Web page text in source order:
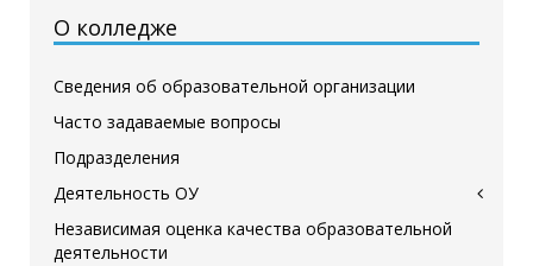
О колледже
Сведения об образовательной организации
Часто задаваемые вопросы
Подразделения
Деятельность ОУ
Независимая оценка качества образовательной
деятельности